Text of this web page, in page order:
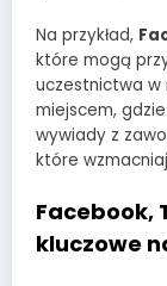
Na przykład,
które mogą
uczestnictwa w
miejscem,
wywiady z
które
Facebook,
kluczowe